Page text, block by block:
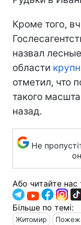
Кроме того,
назвал
области
отметил, что
такого
назад.
Не
Або читайте
Більше по темі:
Житомир